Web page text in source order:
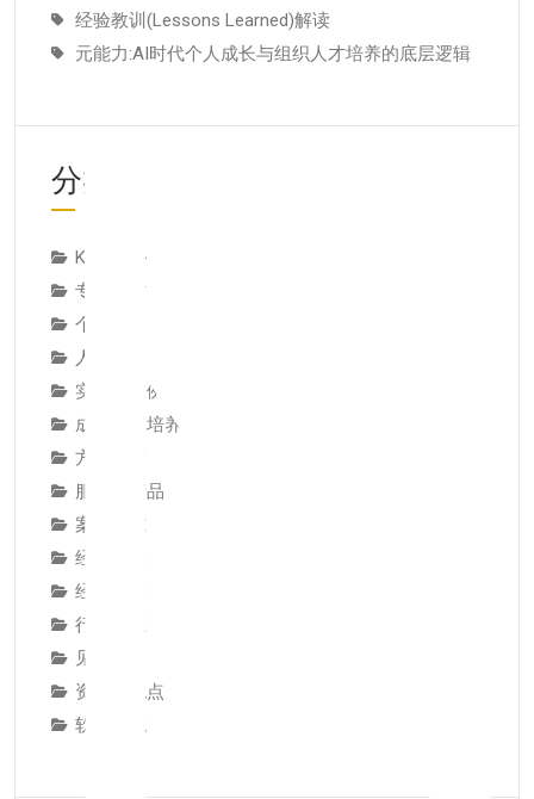
经验教训(Lessons Learned)解读
元能力:AI时代个人成长与组织人才培养的底层逻辑
分类
KMC服务
专业人才
个人知识管理
人才推荐
实操与案例
成为专家培养专家
方法技巧
服务与产品
案例研究
经典论述
经验教训
行业动态
见解观点
资讯与观点
软件系统